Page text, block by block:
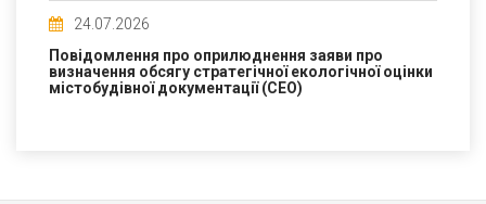
24.07.2026
Повідомлення про оприлюднення заяви про
визначення обсягу стратегічної екологічної оцінки
містобудівної документації (СЕО)